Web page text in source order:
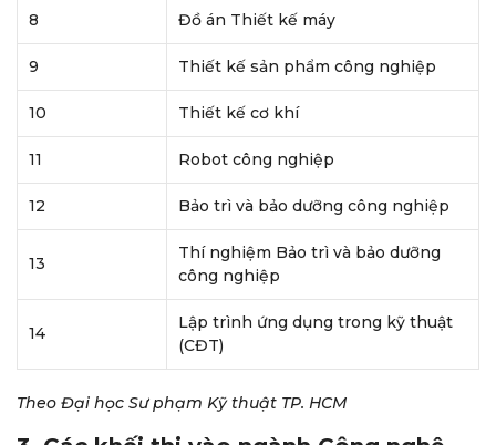
8 Đồ án Thiết kế máy
9 Thiết kế sản phẩm công nghiệp
10 Thiết kế cơ khí
11 Robot công nghiệp
12 Bảo trì và bảo dưỡng công nghiệp
13
Thí nghiệm Bảo trì và bảo dưỡng
công nghiệp
14
Lập trình ứng dụng trong kỹ thuật
(CĐT)
Theo Đại học Sư phạm Kỹ thuật TP. HCM